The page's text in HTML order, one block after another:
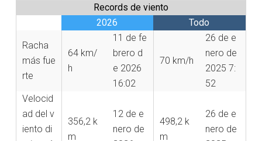
Records de viento
2026
Todo
Racha
más fue
rte
64 km/
h
11 de fe
brero d
e 2026
16:02
70 km/h
26 de e
nero de
2025 7:
52
Velocid
ad del v
iento di
356,2 k
m
12 de e
nero de
498,2 k
m
26 de e
nero de